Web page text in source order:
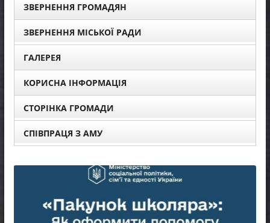
ЗВЕРНЕННЯ ГРОМАДЯН
ЗВЕРНЕННЯ МІСЬКОЇ РАДИ
ГАЛЕРЕЯ
КОРИСНА ІНФОРМАЦІЯ
СТОРІНКА ГРОМАДИ
СПІВПРАЦЯ З АМУ